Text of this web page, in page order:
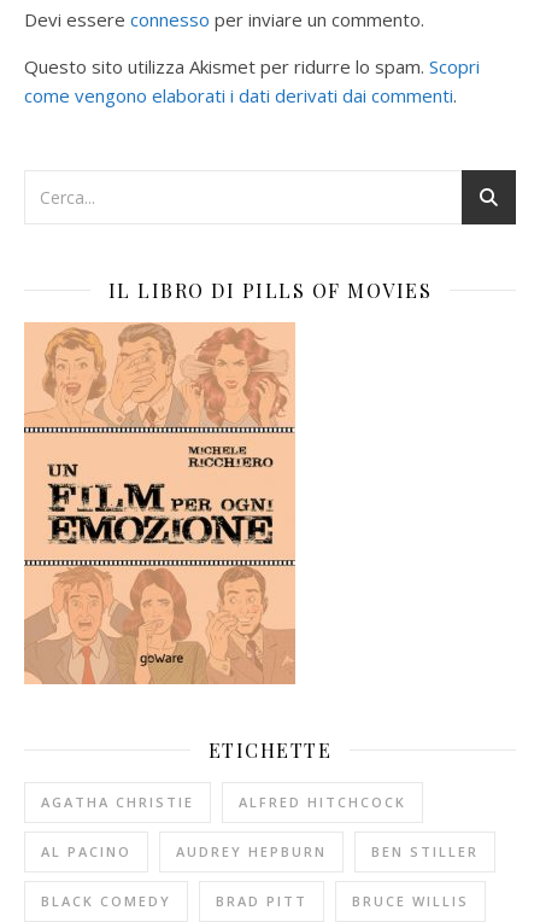
Devi essere connesso per inviare un commento.
Questo sito utilizza Akismet per ridurre lo spam. Scopri
come vengono elaborati i dati derivati dai commenti.
IL LIBRO DI PILLS OF MOVIES
ETICHETTE
AGATHA CHRISTIE ALFRED HITCHCOCK
AL PACINO AUDREY HEPBURN BEN STILLER
BLACK COMEDY BRAD PITT BRUCE WILLIS